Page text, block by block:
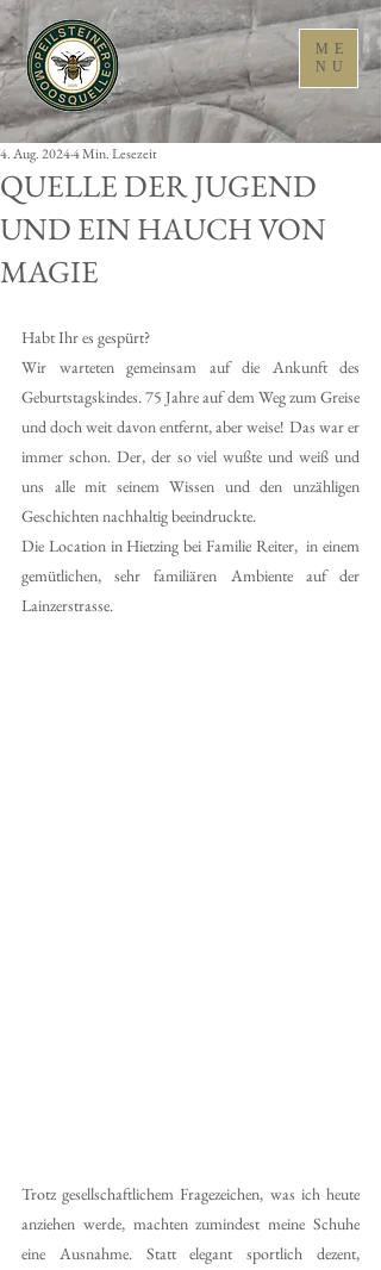
ME
NU
QUELLE DER JUGEND
UND EIN HAUCH VON
MAGIE
4. Aug. 20244 Min. Lesezeit
Habt Ihr es gespürt?
Wir warteten gemeinsam auf die Ankunft des
Geburtstagskindes. 75 Jahre auf dem Weg zum Greise
und doch weit davon entfernt, aber weise! Das war er
immer schon. Der, der so viel wußte und weiß und
uns alle mit seinem Wissen und den unzähligen
Geschichten nachhaltig beeindruckte.
Die Location in Hietzing bei Familie Reiter,  in einem
gemütlichen, sehr familiären Ambiente auf der
Lainzerstrasse.
Trotz gesellschaftlichem Fragezeichen, was ich heute
anziehen werde, machten zumindest meine Schuhe
eine Ausnahme. Statt elegant sportlich dezent,